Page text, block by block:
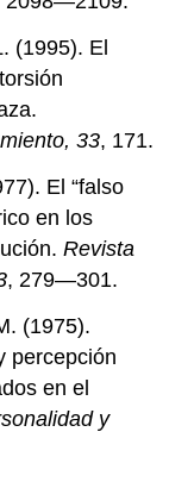
(1995). El
33, 171.
El “falso
en los
Revista
, 279—301.
(1975).
percepción
en el
y